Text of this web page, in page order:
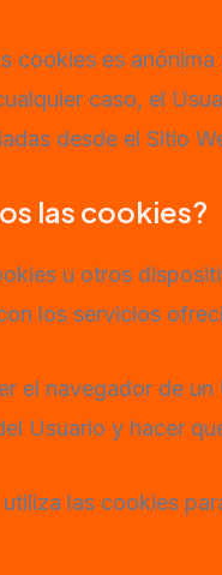
cookies es
caso, el
desde el Sitio
las cookies?
u otros
los servicios
el navegador de
Usuario y hacer
las cookies